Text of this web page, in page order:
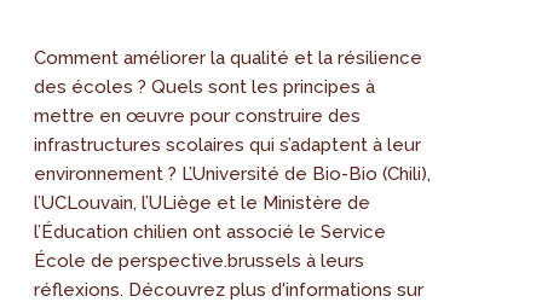
Comment améliorer la qualité et la résilience
des écoles ? Quels sont les principes à
mettre en œuvre pour construire des
infrastructures scolaires qui s’adaptent à leur
environnement ? L’Université de Bio-Bio (Chili),
l’UCLouvain, l’ULiège et le Ministère de
l’Éducation chilien ont associé le Service
École de perspective.brussels à leurs
réflexions. Découvrez plus d'informations sur